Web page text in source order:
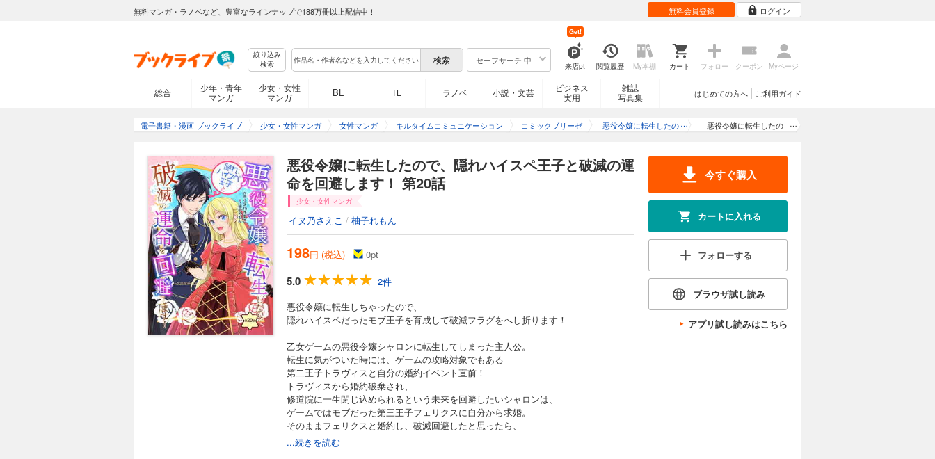
無料マンガ・ラノベなど、豊富なラインナップで188万冊以上配信中！ 無料会員登録 ログイン
絞り込み
検索
セーフサーチ 中
来店pt
Get!
閲覧履歴 My本棚 カート フォロー クーポン Myページ
総合
少年・青年
マンガ
少女・女性
マンガ
BL TL ラノベ 小説・文芸
ビジネス
実用
雑誌
写真集
ご利用ガイド
はじめての方へ
電子書籍・漫画 ブックライブ 少女・女性マンガ 女性マンガ キルタイムコミュニケーション コミックブリーゼ
悪役令嬢に転生したの
と破滅の運命を回避し
ます！
悪役令嬢に転生したの
破滅の運命を回避しま
す！ 第20話
悪役令嬢に転生したので、隠れハイスペ王子と破滅の運
命を回避します！ 第20話
少女・女性マンガ
イヌ乃さえこ / 柚子れもん
198円 (税込) 0pt
5.0
2件
悪役令嬢に転生しちゃったので、
隠れハイスペだったモブ王子を育成して破滅フラグをへし折ります！
乙女ゲームの悪役令嬢シャロンに転生してしまった主人公。
転生に気がついた時には、ゲームの攻略対象でもある
第二王子トラヴィスと自分の婚約イベント直前！
トラヴィスから婚約破棄され、
修道院に一生閉じ込められるという未来を回避したいシャロンは、
ゲームではモブだった第三王子フェリクスに自分から求婚。
そのままフェリクスと婚約し、破滅回避したと思ったら、
別の破滅フラグが立ってしまっていた……！？
最初こそ保身のために
...続きを読む
今すぐ購入
カートに入れる
フォローする
ブラウザ試し読み
アプリ試し読みはこちら
悪役令嬢に転生しちゃったので、 隠れハイスペだったモブ王子を育成して破滅フラグをへし折ります！ 乙女ゲーム
の悪役令嬢シャロンに転生してしまった主人公。 転生に気がついた時には、ゲームの攻略対象でもある 第二王子ト
ラヴィスと自分の婚約イベント直前！ トラヴィスから婚約破棄され、 修道院に一生閉じ込められるという未来を回
避したいシャロンは、 ゲームではモブだった第三王子フェリクスに自分から求婚。 そのままフェリクスと婚約し、
破滅回避したと思ったら、 別の破滅フラグが立ってしまっていた……！？ 最初こそ保身のために 隠れハイスペだ
ったフェリクスを変身させていくシャロンだったが、 次第に二人の間に本当の恋と信頼が育まれていって……。
試し読み
悪役令嬢に転生したので、隠れハイスペ王子と破滅の運命を回避します！ 第6話
悪役令嬢に転生しちゃったので、 隠れハイスペだったモブ王子を育成して破滅フラグをへし折ります！ 乙女ゲーム
の悪役令嬢シャロンに転生してしまった主人公。 転生に気がついた時には、ゲームの攻略対象でもある 第二王子ト
避したいシャロンは、 ゲームではモブだった第三王子フェリクスに自分から求婚。 そのままフェリクスと婚約し、
破滅回避したと思ったら、 別の破滅フラグが立ってしまっていた……！？ 最初こそ保身のために 隠れハイスペだ
ったフェリクスを変身させていくシャロンだったが、 次第に二人の間に本当の恋と信頼が育まれていって……。
カートに入れる
試し読み
悪役令嬢に転生したので、隠れハイスペ王子と破滅の運命を回避します！ 第7話
198円 (税込)
悪役令嬢に転生しちゃったので、 隠れハイスペだったモブ王子を育成して破滅フラグをへし折ります！ 乙女ゲーム
の悪役令嬢シャロンに転生してしまった主人公。 転生に気がついた時には、ゲームの攻略対象でもある 第二王子ト
ラヴィスと自分の婚約イベント直前！ トラヴィスから婚約破棄され、 修道院に一生閉じ込められるという未来を回
避したいシャロンは、 ゲームではモブだった第三王子フェリクスに自分から求婚。 そのままフェリクスと婚約し、
破滅回避したと思ったら、 別の破滅フラグが立ってしまっていた……！？ 最初こそ保身のために 隠れハイスペだ
ったフェリクスを変身させていくシャロンだったが、 次第に二人の間に本当の恋と信頼が育まれていって……。
カートに入れる
悪役令嬢に転生したので、隠れハイスペ王子と破滅の運命を回避します！ 第8話
198円 (税込)
悪役令嬢に転生しちゃったので、 隠れハイスペだったモブ王子を育成して破滅フラグをへし折ります！ 乙女ゲーム
の悪役令嬢シャロンに転生してしまった主人公。 転生に気がついた時には、ゲームの攻略対象でもある 第二王子ト
ラヴィスと自分の婚約イベント直前！ トラヴィスから婚約破棄され、 修道院に一生閉じ込められるという未来を回
避したいシャロンは、 ゲームではモブだった第三王子フェリクスに自分から求婚。 そのままフェリクスと婚約し、
破滅回避したと思ったら、 別の破滅フラグが立ってしまっていた……！？ 最初こそ保身のために 隠れハイスペだ
ったフェリクスを変身させていくシャロンだったが、 次第に二人の間に本当の恋と信頼が育まれていって……。
カートに入れる
悪役令嬢に転生したので、隠れハイスペ王子と破滅の運命を回避します！ 第9話